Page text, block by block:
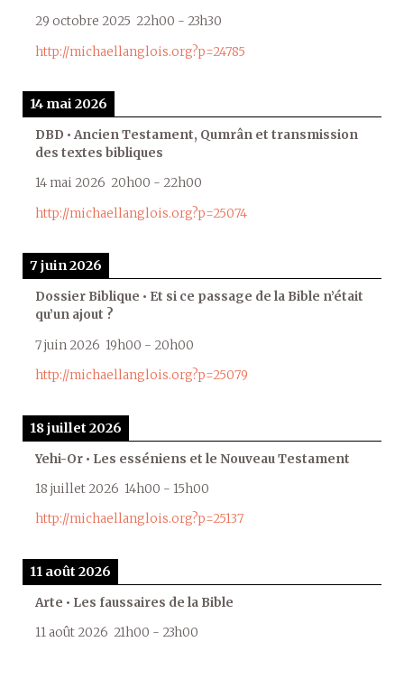
29 octobre 2025 22h00 - 23h30
http://michaellanglois.org?p=24785
14 mai 2026
DBD • Ancien Testament, Qumrân et transmission
des textes bibliques
14 mai 2026 20h00 - 22h00
http://michaellanglois.org?p=25074
7 juin 2026
Dossier Biblique • Et si ce passage de la Bible n’était
qu’un ajout ?
7 juin 2026 19h00 - 20h00
http://michaellanglois.org?p=25079
18 juillet 2026
Yehi-Or • Les esséniens et le Nouveau Testament
18 juillet 2026 14h00 - 15h00
http://michaellanglois.org?p=25137
11 août 2026
Arte • Les faussaires de la Bible
11 août 2026 21h00 - 23h00